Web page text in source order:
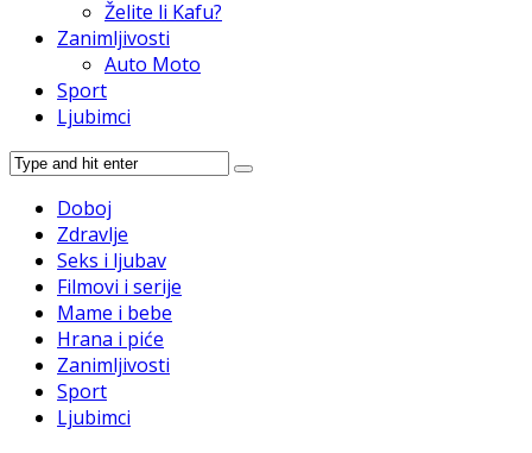
Želite li Kafu?
Zanimljivosti
Auto Moto
Sport
Ljubimci
Doboj
Zdravlje
Seks i ljubav
Filmovi i serije
Mame i bebe
Hrana i piće
Zanimljivosti
Sport
Ljubimci